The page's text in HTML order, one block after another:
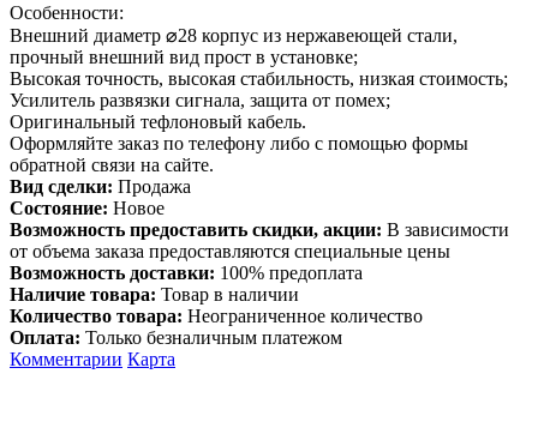
Особенности:
Внешний диаметр ⌀28 корпус из нержавеющей стали,
прочный внешний вид прост в установке;
Высокая точность, высокая стабильность, низкая стоимость;
Усилитель развязки сигнала, защита от помех;
Оригинальный тефлоновый кабель.
Оформляйте заказ по телефону либо с помощью формы
обратной связи на сайте.
Вид сделки: Продажа
Состояние: Новое
Возможность предоставить скидки, акции: В зависимости
от объема заказа предоставляются специальные цены
Возможность доставки: 100% предоплата
Наличие товара: Товар в наличии
Количество товара: Неограниченное количество
Оплата: Только безналичным платежом
Комментарии Карта